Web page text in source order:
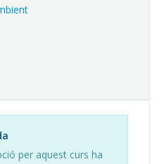
per aquest curs ha